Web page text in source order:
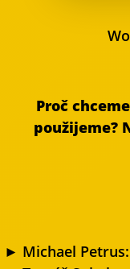
Proč chceme
použijeme?
► Michael Petrus: